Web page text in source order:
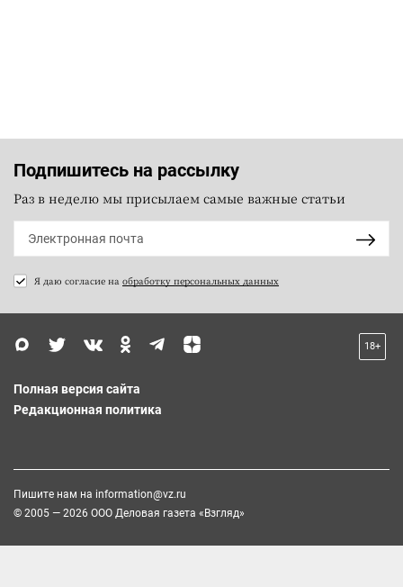
Подпишитесь на рассылку
Раз в неделю мы присылаем самые важные статьи
Я даю согласие на обработку персональных данных
18+
Полная версия сайта
Редакционная политика
Пишите нам на information@vz.ru
© 2005 — 2026 ООО Деловая газета «Взгляд»